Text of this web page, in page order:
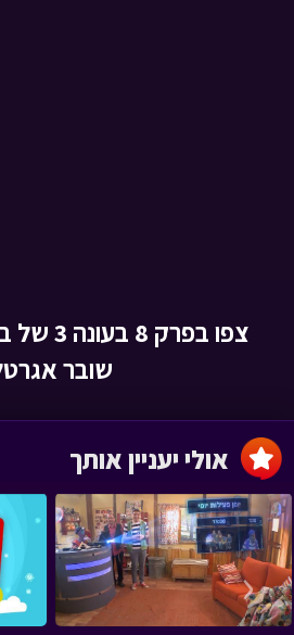
צפו
שובר
‹